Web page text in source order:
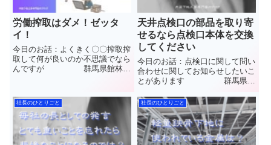
労働搾取はダメ！ゼッタ
イ！
今日のお話：よくきく〇〇搾取搾
取して何が良いのか不思議でなら
んですが 群馬県館林市
【天井や壁】の内装工事を施工し
ています(株)中島内装の中島と申
します普段見ること...
天井点検口の部品を取り寄
せるなら点検口本体を交換
してください
今日のお話：点検口に関して問い
合わせに関してお知らせしたいこ
とがあります 群馬県館
(LGS)”と”石こうボード”や”ケイカ
ル板”など【天井や壁】の内装工
事を施工しています(株)中島内装
の中島と申します普段見る...
社長のひとりごと 社長のひとりごと